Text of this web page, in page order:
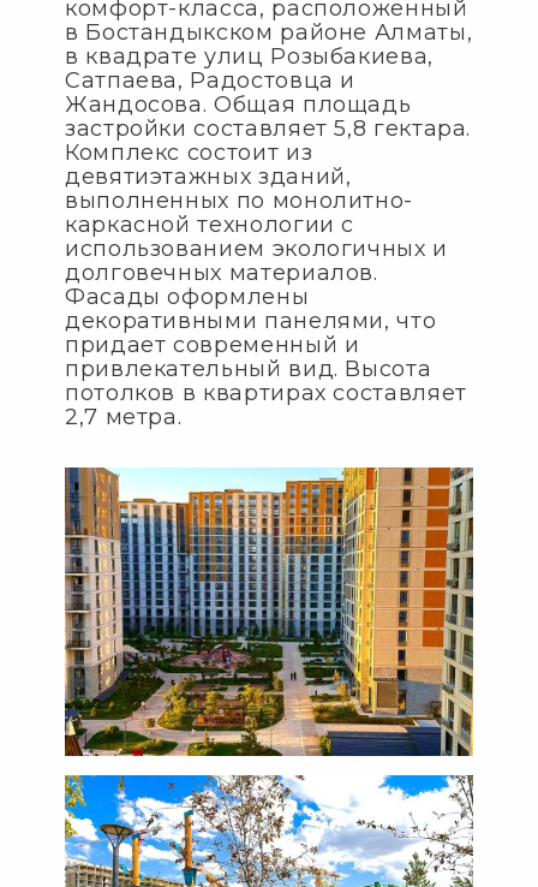
комфорт-класса, расположенный
в Бостандыкском районе Алматы,
в квадрате улиц Розыбакиева,
Сатпаева, Радостовца и
Жандосова. Общая площадь
застройки составляет 5,8 гектара.
Комплекс состоит из
девятиэтажных зданий,
выполненных по монолитно-
каркасной технологии с
использованием экологичных и
долговечных материалов.
Фасады оформлены
декоративными панелями, что
придает современный и
привлекательный вид. Высота
потолков в квартирах составляет
2,7 метра.